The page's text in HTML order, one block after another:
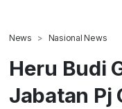
News Nasional News
Heru Budi
Jabatan Pj